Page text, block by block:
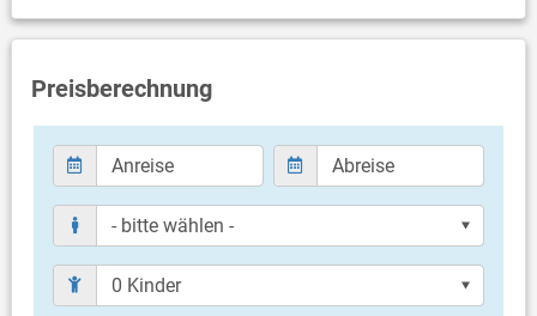
Weitere Informationen
Öffentlicher Parkplatz auf sonstigen Parkflächen in ca. 150
Meter Entfernung (kostenlos)
Haustier erlaubt (gegen Gebühr: 10.00 € pro Tag / pro
Haustier)
Bettwäsche vorhanden
Internet per WLAN
Preisberechnung